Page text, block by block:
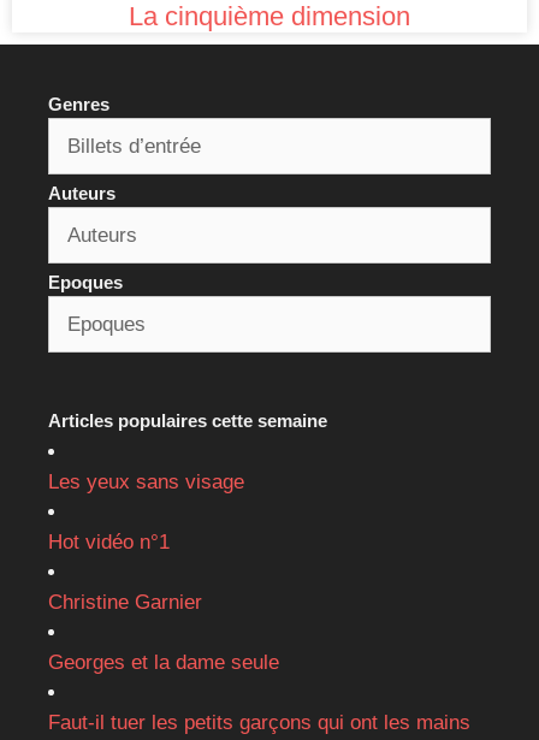
La cinquième dimension
Genres
Auteurs
Epoques
Articles populaires cette semaine
Les yeux sans visage
Hot vidéo n°1
Christine Garnier
Georges et la dame seule
Faut-il tuer les petits garçons qui ont les mains